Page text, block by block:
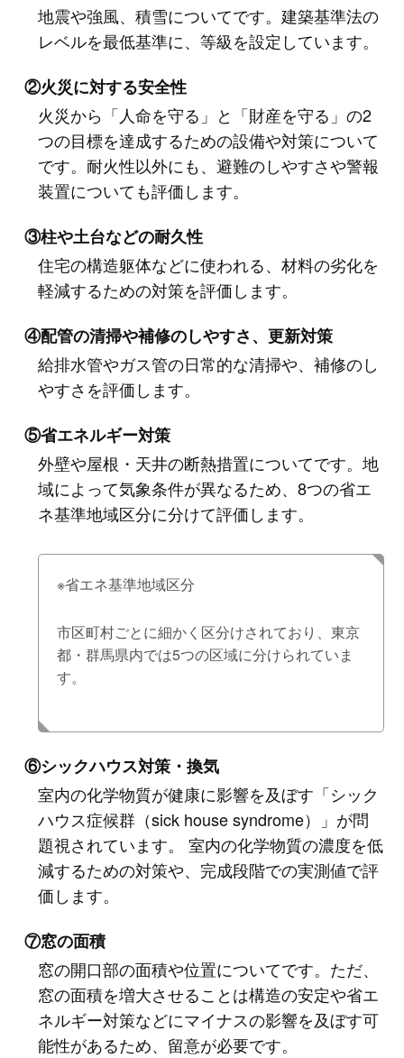
地震や強風、積雪についてです。建築基準法の
レベルを最低基準に、等級を設定しています。
②火災に対する安全性
火災から「人命を守る」と「財産を守る」の2
つの目標を達成するための設備や対策について
です。耐火性以外にも、避難のしやすさや警報
装置についても評価します。
③柱や土台などの耐久性
住宅の構造躯体などに使われる、材料の劣化を
軽減するための対策を評価します。
④配管の清掃や補修のしやすさ、更新対策
給排水管やガス管の日常的な清掃や、補修のし
やすさを評価します。
⑤省エネルギー対策
外壁や屋根・天井の断熱措置についてです。地
域によって気象条件が異なるため、8つの省エ
ネ基準地域区分に分けて評価します。
※省エネ基準地域区分
市区町村ごとに細かく区分けされており、東京
都・群馬県内では5つの区域に分けられていま
す。
⑥シックハウス対策・換気
室内の化学物質が健康に影響を及ぼす「シック
ハウス症候群（sick house syndrome）」が問
題視されています。 室内の化学物質の濃度を低
減するための対策や、完成段階での実測値で評
価します。
⑦窓の面積
窓の開口部の面積や位置についてです。ただ、
窓の面積を増大させることは構造の安定や省エ
ネルギー対策などにマイナスの影響を及ぼす可
能性があるため、留意が必要です。